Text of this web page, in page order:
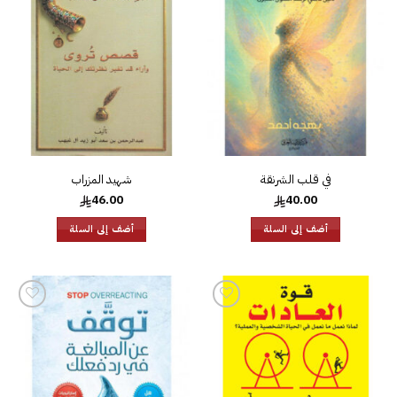
في قلب الشرنقة
40.00
أضف إلى السلة
قائمة
شهيد المزراب
46.00
أضف إلى السلة
إضافة